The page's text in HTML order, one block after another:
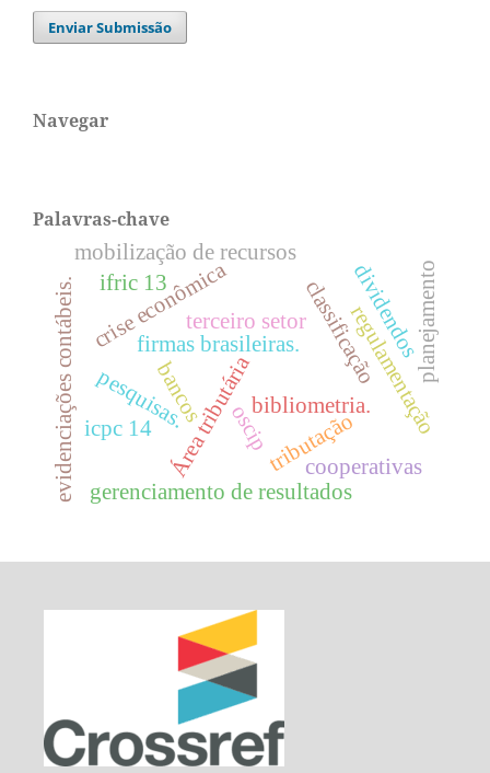
Enviar Submissão
Navegar
Palavras-chave
classificação
Área tributária tributação
gerenciamento de resultados
firmas brasileiras.
bibliometria.
bancos
crise econômica regulamentação
pesquisas.
mobilização de recursos
terceiro setor
oscip
evidenciações contábeis. ifric 13 planejamento
icpc 14
cooperativas
dividendos